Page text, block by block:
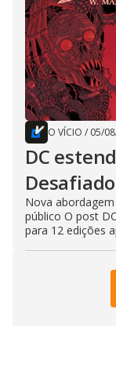
O VÍCIO / 05/
DC
Nova
público O post
para 12 edições